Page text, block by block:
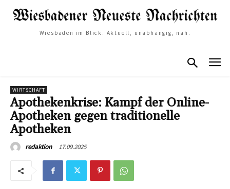
Wiesbaden im Blick. Aktuell, unabhängig, nah.
WIRTSCHAFT
Apothekenkrise: Kampf der Online-
Apotheken gegen traditionelle
Apotheken
redaktion 17.09.2025